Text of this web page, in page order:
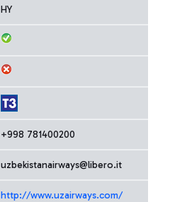
HY
+998 781400200
uzbekistanairways@libero.it
http://www.uzairways.com/